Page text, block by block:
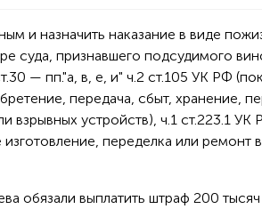
и назначить наказание в виде
суда, признавшего подсудимого
— пп."а, в, е, и" ч.2 ст.105 УК РФ
передача, сбыт, хранение,
взрывных устройств), ч.1 ст.223.1 УК
переделка или ремонт
обязали выплатить штраф 200